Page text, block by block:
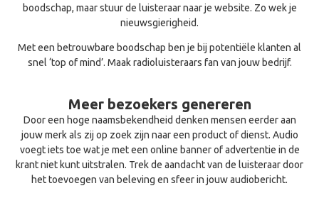
boodschap, maar stuur de luisteraar naar je website. Zo wek je
nieuwsgierigheid.
Met een betrouwbare boodschap ben je bij potentiële klanten al
snel ‘top of mind’. Maak radioluisteraars fan van jouw bedrijf.
Meer bezoekers genereren
Door een hoge naamsbekendheid denken mensen eerder aan
jouw merkals zij op zoek zijn naar een product of dienst. Audio
voegtiets toe wat je met een online banner of advertentie in de
krant niet kunt uitstralen. Trek de aandacht van de luisteraar door
het toevoegen van beleving en sfeer in jouw audiobericht.